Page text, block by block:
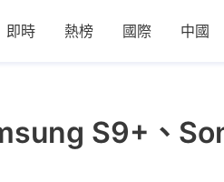
即時 熱榜 國際 中國
S9+、